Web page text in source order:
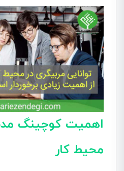
اهمیت کوچینگ
محیط کار